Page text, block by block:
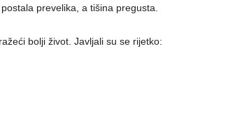
prevelika, a tišina pregusta.
bolji život. Javljali su se rijetko: